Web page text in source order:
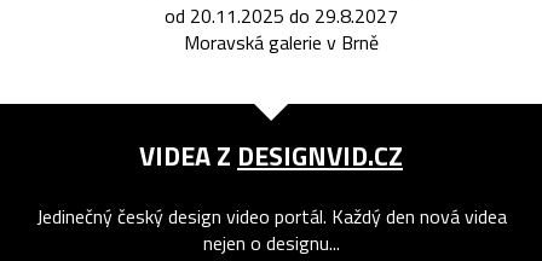
od 20.11.2025 do 29.8.2027
Moravská galerie v Brně
VIDEA Z DESIGNVID.CZ
Jedinečný český design video portál. Každý den nová videa
nejen o designu...